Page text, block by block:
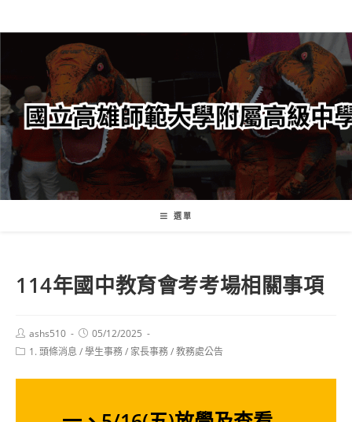
轉
要
內
容
選單
114年國中教育會考考場相關事項
Post
author:
ashs510
Post
published:
05/12/2025
Post1. 頭條消息 /學生事務/ 家長事務/教務處公告